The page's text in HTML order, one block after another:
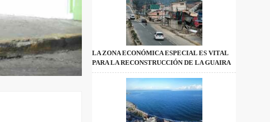
LA ZONA ECONÓMICA ESPECIAL ES VITAL
PARA LA RECONSTRUCCIÓN DE LA GUAIRA